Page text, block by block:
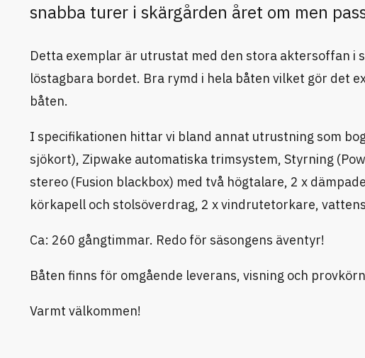
snabba turer i skärgården året om men
Detta exemplar är utrustat med den stora aktersoffan
löstagbara bordet. Bra rymd i hela båten vilket gör det
båten.
I specifikationen hittar vi bland annat utrustning som
sjökort), Zipwake automatiska trimsystem, Styrning
stereo (Fusion blackbox) med två högtalare, 2 x
körkapell och stolsöverdrag, 2 x vindrutetorkare,
Ca: 260 gångtimmar. Redo för säsongens äventyr!
Båten finns för omgående leverans, visning och
Varmt välkommen!